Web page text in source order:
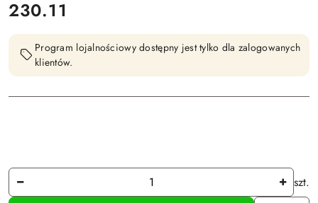
cena:
230.11
Program lojalnościowy dostępny jest tylko dla zalogowanych
klientów.
Ilość
szt.